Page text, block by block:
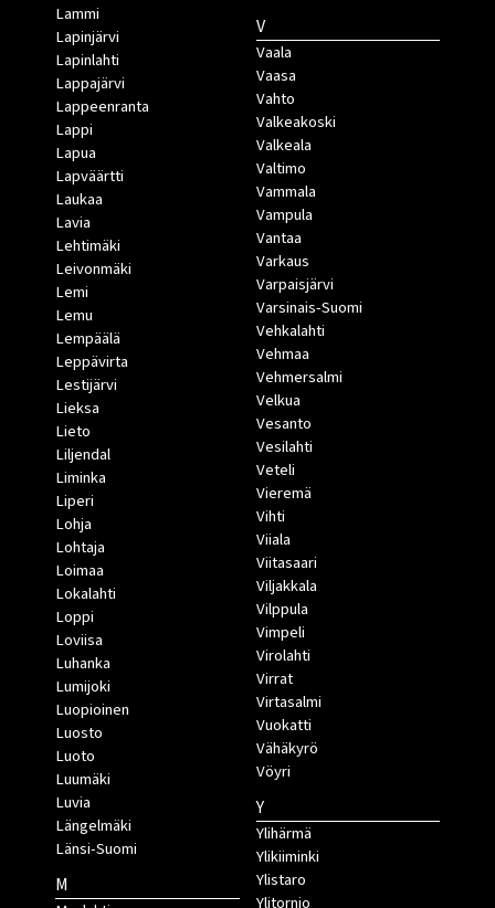
Lammi
Lapinjärvi
Lapinlahti
Lappajärvi
Lappeenranta
Lappi
Lapua
Lapväärtti
Laukaa
Lavia
Lehtimäki
Leivonmäki
Lemi
Lemu
Lempäälä
Leppävirta
Lestijärvi
Lieksa
Lieto
Liljendal
Liminka
Liperi
Lohja
Lohtaja
Loimaa
Lokalahti
Loppi
Loviisa
Luhanka
Lumijoki
Luopioinen
Luosto
Luoto
Luumäki
Luvia
Längelmäki
Länsi-Suomi
M
V
Vaala
Vaasa
Vahto
Valkeakoski
Valkeala
Valtimo
Vammala
Vampula
Vantaa
Varkaus
Varpaisjärvi
Varsinais-Suomi
Vehkalahti
Vehmaa
Vehmersalmi
Velkua
Vesanto
Vesilahti
Veteli
Vieremä
Vihti
Viiala
Viitasaari
Viljakkala
Vilppula
Vimpeli
Virolahti
Virrat
Virtasalmi
Vuokatti
Vähäkyrö
Vöyri
Y
Ylihärmä
Ylikiiminki
Ylistaro
Ylitornio